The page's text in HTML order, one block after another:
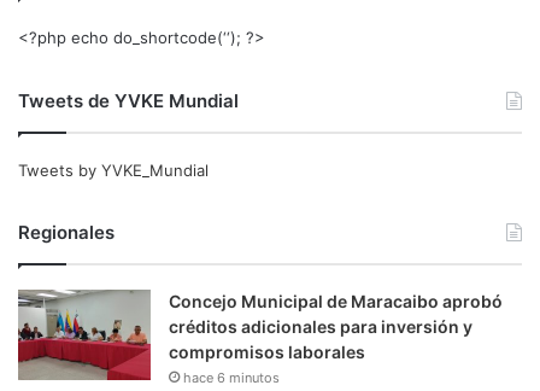
<?php echo do_shortcode(‘‘); ?>
Tweets de YVKE Mundial
Tweets by YVKE_Mundial
Regionales
Concejo Municipal de Maracaibo aprobó
créditos adicionales para inversión y
compromisos laborales
hace 6 minutos